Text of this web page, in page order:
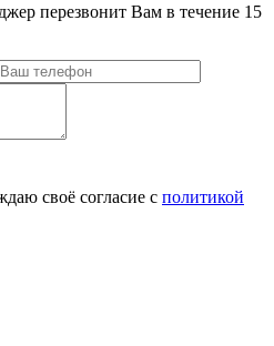
перезвонит Вам в течение 15
своё согласие с политикой